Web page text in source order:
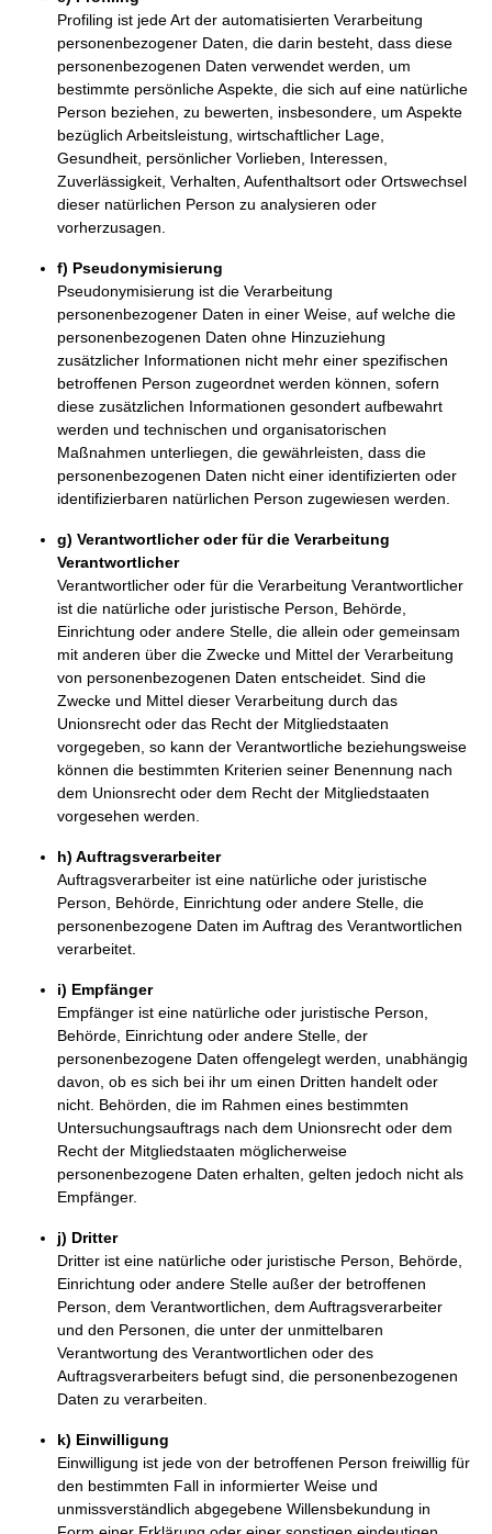
Profiling ist jede Art der automatisierten Verarbeitung
personenbezogener Daten, die darin besteht, dass diese
personenbezogenen Daten verwendet werden, um
bestimmte persönliche Aspekte, die sich auf eine natürliche
Person beziehen, zu bewerten, insbesondere, um Aspekte
bezüglich Arbeitsleistung, wirtschaftlicher Lage,
Gesundheit, persönlicher Vorlieben, Interessen,
Zuverlässigkeit, Verhalten, Aufenthaltsort oder Ortswechsel
dieser natürlichen Person zu analysieren oder
vorherzusagen.
f) Pseudonymisierung
Pseudonymisierung ist die Verarbeitung
personenbezogener Daten in einer Weise, auf welche die
personenbezogenen Daten ohne Hinzuziehung
zusätzlicher Informationen nicht mehr einer spezifischen
betroffenen Person zugeordnet werden können, sofern
diese zusätzlichen Informationen gesondert aufbewahrt
werden und technischen und organisatorischen
Maßnahmen unterliegen, die gewährleisten, dass die
personenbezogenen Daten nicht einer identifizierten oder
identifizierbaren natürlichen Person zugewiesen werden.
g) Verantwortlicher oder für die Verarbeitung
Verantwortlicher
Verantwortlicher oder für die Verarbeitung Verantwortlicher
ist die natürliche oder juristische Person, Behörde,
Einrichtung oder andere Stelle, die allein oder gemeinsam
mit anderen über die Zwecke und Mittel der Verarbeitung
von personenbezogenen Daten entscheidet. Sind die
Zwecke und Mittel dieser Verarbeitung durch das
Unionsrecht oder das Recht der Mitgliedstaaten
vorgegeben, so kann der Verantwortliche beziehungsweise
können die bestimmten Kriterien seiner Benennung nach
dem Unionsrecht oder dem Recht der Mitgliedstaaten
vorgesehen werden.
h) Auftragsverarbeiter
Auftragsverarbeiter ist eine natürliche oder juristische
Person, Behörde, Einrichtung oder andere Stelle, die
personenbezogene Daten im Auftrag des Verantwortlichen
verarbeitet.
i) Empfänger
Empfänger ist eine natürliche oder juristische Person,
Behörde, Einrichtung oder andere Stelle, der
personenbezogene Daten offengelegt werden, unabhängig
davon, ob es sich bei ihr um einen Dritten handelt oder
nicht. Behörden, die im Rahmen eines bestimmten
Untersuchungsauftrags nach dem Unionsrecht oder dem
Recht der Mitgliedstaaten möglicherweise
personenbezogene Daten erhalten, gelten jedoch nicht als
Empfänger.
j) Dritter
Dritter ist eine natürliche oder juristische Person, Behörde,
Einrichtung oder andere Stelle außer der betroffenen
Person, dem Verantwortlichen, dem Auftragsverarbeiter
und den Personen, die unter der unmittelbaren
Verantwortung des Verantwortlichen oder des
Auftragsverarbeiters befugt sind, die personenbezogenen
Daten zu verarbeiten.
k) Einwilligung
Einwilligung ist jede von der betroffenen Person freiwillig für
den bestimmten Fall in informierter Weise und
unmissverständlich abgegebene Willensbekundung in